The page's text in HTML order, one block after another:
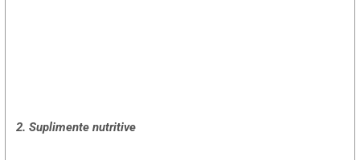
2. Suplimente nutritive